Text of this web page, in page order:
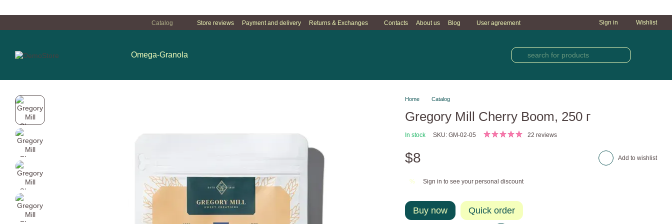
Catalog Store reviews Payment and delivery Returns & Exchanges Contacts About us Blog User agreement Sign in Wishlist
Omega-Granola
Home Catalog
Gregory Mill Cherry Boom, 250 г
In stock SKU: GM-02-05 22 reviews
$8 Add to wishlist
% Sign in to see your personal discount
Buy now Quick order